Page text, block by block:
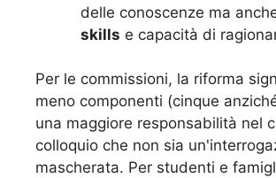
delle conoscenze ma
skills e capacità di
Per le commissioni, la riforma
meno componenti (cinque
una maggiore responsabilità nel
colloquio che non sia
mascherata. Per studenti e